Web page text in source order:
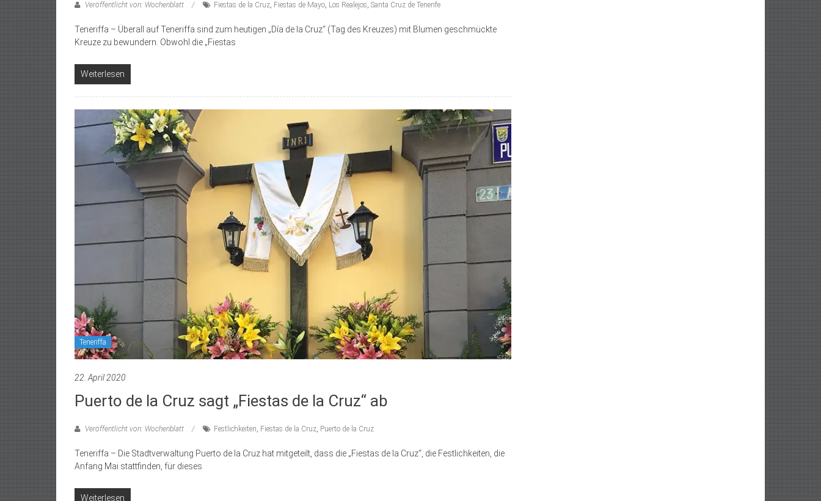
Veröffentlicht von: Wochenblatt Fiestas de la Cruz, Fiestas de Mayo, Los Realejos, Santa Cruz de Tenerife
Teneriffa – Überall auf Teneriffa sind zum heutigen „Día de la Cruz“ (Tag des Kreuzes) mit Blumen geschmückte
Kreuze zu bewundern. Obwohl die „Fiestas
Weiterlesen
Teneriffa
22. April 2020
Puerto de la Cruz sagt „Fiestas de la Cruz“ ab
Veröffentlicht von: Wochenblatt Festlichkeiten, Fiestas de la Cruz, Puerto de la Cruz
Teneriffa – Die Stadtverwaltung Puerto de la Cruz hat mitgeteilt, dass die „Fiestas de la Cruz“, die Festlichkeiten, die
Anfang Mai stattfinden, für dieses
Weiterlesen